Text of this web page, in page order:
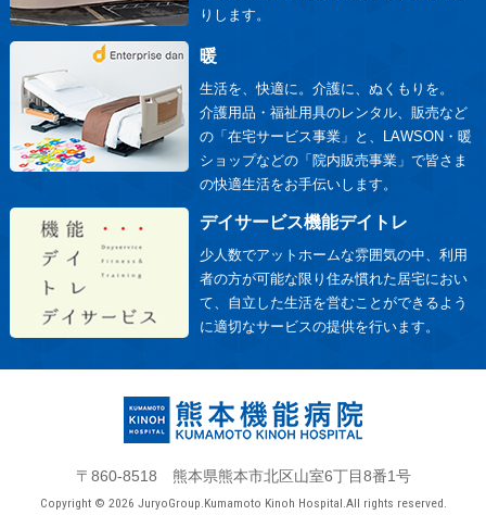
りします。
暖
生活を、快適に。介護に、ぬくもりを。
介護用品・福祉用具のレンタル、販売など
の「在宅サービス事業」と、LAWSON・暖
ショップなどの「院内販売事業」で皆さま
の快適生活をお手伝いします。
デイサービス機能デイトレ
少人数でアットホームな雰囲気の中、利用
者の方が可能な限り住み慣れた居宅におい
て、自立した生活を営むことができるよう
に適切なサービスの提供を行います。
〒860-8518 熊本県熊本市北区山室6丁目8番1号
Copyright © 2026 JuryoGroup.Kumamoto Kinoh Hospital.All rights reserved.